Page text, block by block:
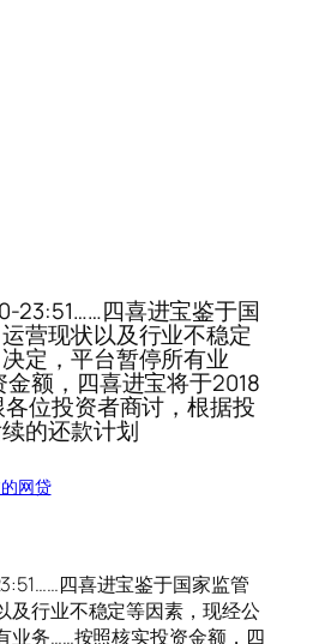
23:51……四喜进宝鉴于国
营现状以及行业不稳定
定，平台暂停所有业
额，四喜进宝将于2018
位投资者商讨，根据投
的还款计划
网贷
四喜进宝鉴于国家监管
及行业不稳定等因素，现经公
业务……按照核实投资金额，四